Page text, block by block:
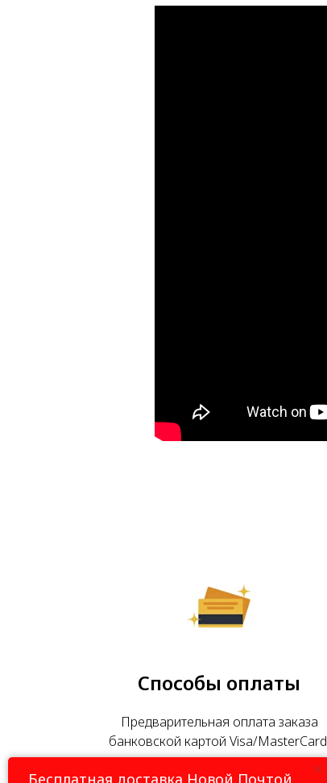
Бесплатная доставка Новой Почтой
Способы оплаты
Предварительная оплата заказа
банковской картой Visa/